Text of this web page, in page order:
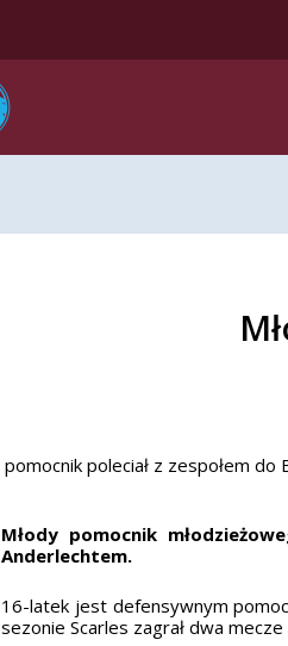
Młody pomocnik
Anderlechtem.
16-latek jest defensywnym
sezonie Scarles zagrał dwa